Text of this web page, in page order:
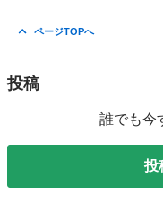
ページTOPへ
投稿
誰でも今
投